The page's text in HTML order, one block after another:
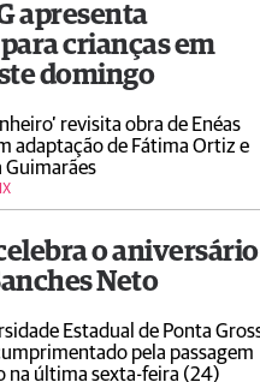
apresenta
crianças em
domingo
revisita obra de Enéas
adaptação de Fátima Ortiz e
Guimarães
o aniversário
Neto
Estadual de Ponta
pela passagem
na última sexta-feira (24)